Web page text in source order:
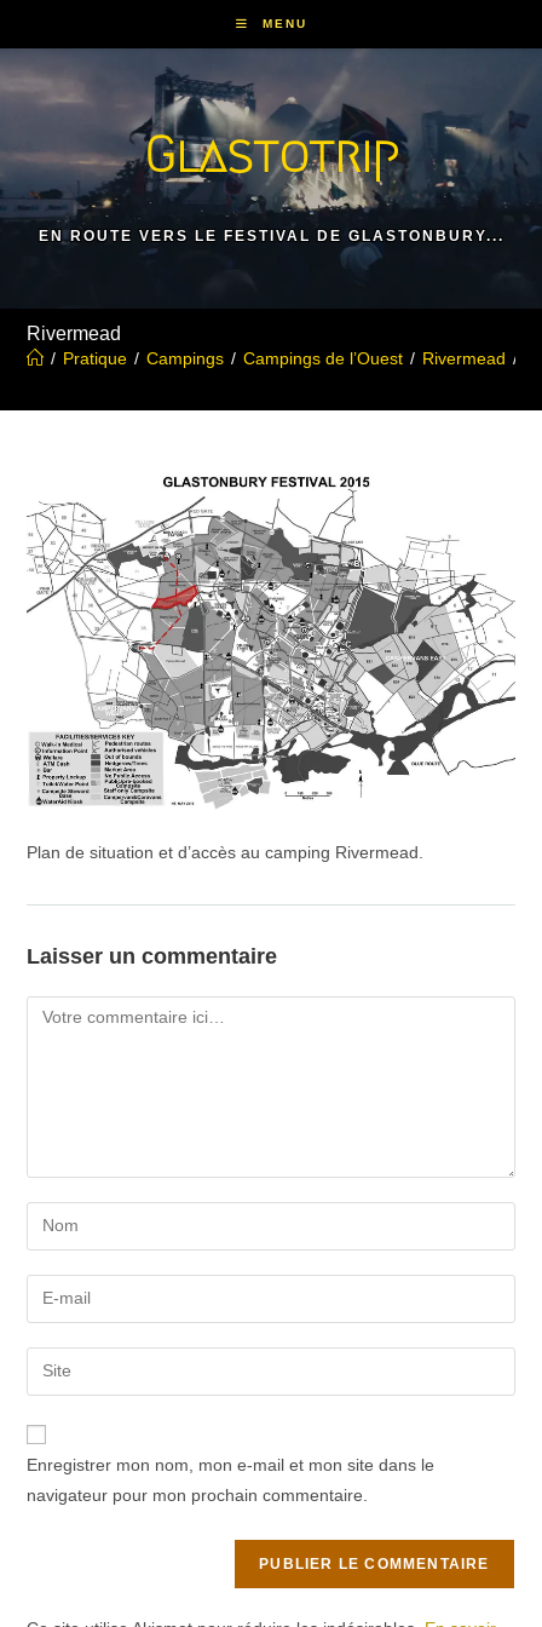
content
MENU
Glastotrip
EN ROUTE VERS LE FESTIVAL DE GLASTONBURY...
Rivermead
/ Pratique / Campings / Campings de l’Ouest / Rivermead /
Plan de situation et d’accès au camping Rivermead.
Laisser un commentaire
Comment
Enter
your
name
comment
Enter
your
email
address
comment
Saisir
l’URL
de
Enregistrer mon nom, mon e-mail et mon site dans le
navigateur pour mon prochain commentaire.